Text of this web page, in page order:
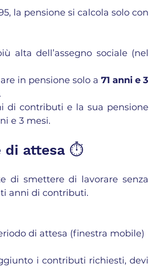
la pensione si calcola solo con
alta dell’assegno sociale (nel
in pensione solo a 71 anni e 3
di contributi e la sua pensione
e 3 mesi.
di attesa ⏱️
di smettere di lavorare senza
anni di contributi.
di attesa (finestra mobile)
i contributi richiesti, devi